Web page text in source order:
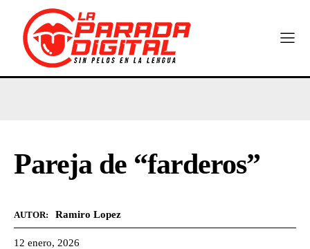
Pareja de “farderos”
AUTOR: Ramiro Lopez
12 enero, 2026